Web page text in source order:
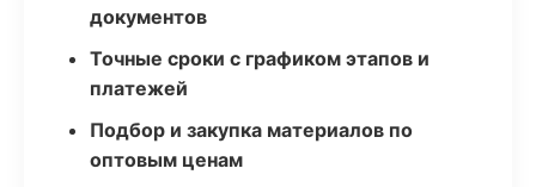
документов
Точные сроки с графиком этапов и
платежей
Подбор и закупка материалов по
оптовым ценам